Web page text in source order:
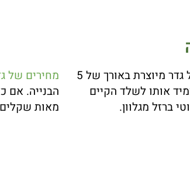
היא מאוד פשוטה וקלה. כל גדר מיוצרת באורך של 5
אותו לשלד הקיים
ברזל מגלוון.
מחירים של
הבנייה. אם
מאות